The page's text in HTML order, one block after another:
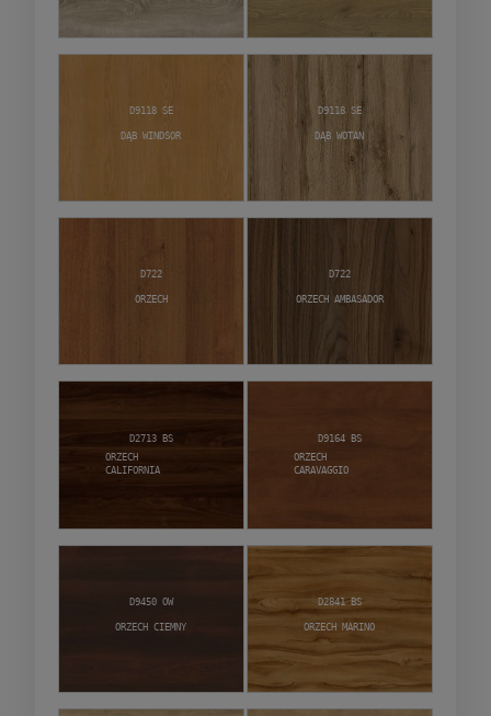
Dąb Windsor
D9118 SE
Dąb Wotan
D9118 SE
Orzech
D722
Orzech Ambasador
D722
Orzech
California
D2713 BS
Orzech
Caravaggio
D9164 BS
Orzech Ciemny
D9450 OW
Orzech Marino
D2841 BS